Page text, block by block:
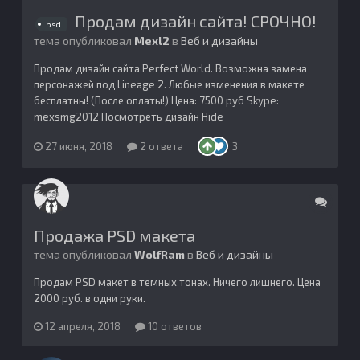
psd Продам дизайн сайта! СРОЧНО!
тема опубликовал Mexl2 в Веб и дизайны
Продам дизайн сайта Perfect World. Возможна замена
персонажей под Lineage 2. Любые изменения в макете
бесплатны! (После оплаты!) Цена: 7500 руб Skype:
mexsmg2012 Посмотреть дизайн Hide
27 июня, 2018 2 ответа 3
Продажа PSD макета
тема опубликовал WolfRam в Веб и дизайны
Продам PSD макет в темных тонах. Ничего лишнего. Цена
2000 руб. в одни руки.
12 апреля, 2018 10 ответов